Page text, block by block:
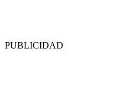
PUBLICIDAD